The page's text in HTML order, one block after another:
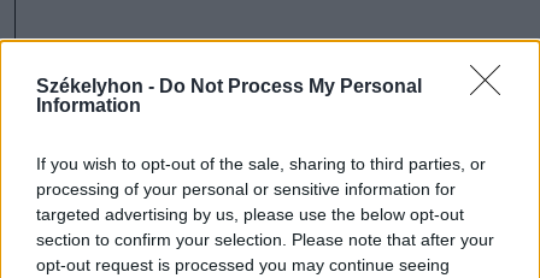
Székelyhon - Do Not Process My Personal
Information
If you wish to opt-out of the sale, sharing to third parties, or
processing of your personal or sensitive information for
targeted advertising by us, please use the below opt-out
section to confirm your selection. Please note that after your
opt-out request is processed you may continue seeing
A rovat további cikkei